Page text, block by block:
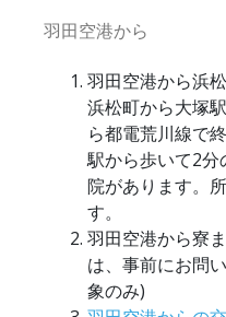
羽田空港から
羽田空港から浜
浜松町から大塚
ら都電荒川線で
駅から歩いて2分
院があります。
す。
羽田空港から寮
は、事前にお問
象のみ)